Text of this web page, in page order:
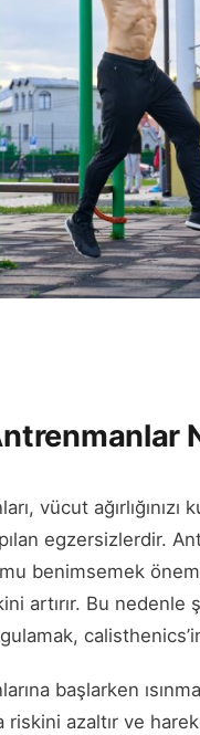
vücut ağırlığınızı
egzersizlerdir.
benimsemek
artırır. Bu
başlarken
riskini azaltır ve